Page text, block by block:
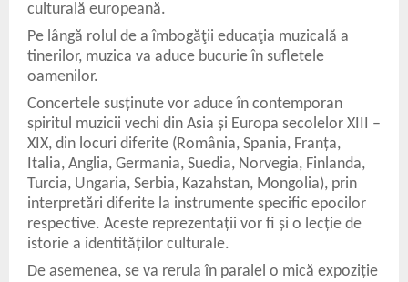
culturală europeană.
Pe lângă rolul de a îmbogăţii educaţia muzicală a
tinerilor, muzica va aduce bucurie în sufletele
oamenilor.
Concertele susținute vor aduce în contemporan
spiritul muzicii vechi din Asia și Europa secolelor XIII –
XIX, din locuri diferite (România, Spania, Franța,
Italia, Anglia, Germania, Suedia, Norvegia, Finlanda,
Turcia, Ungaria, Serbia, Kazahstan, Mongolia), prin
interpretări diferite la instrumente specific epocilor
respective. Aceste reprezentații vor fi și o lecție de
istorie a identităților culturale.
De asemenea, se va rerula în paralel o mică expoziție